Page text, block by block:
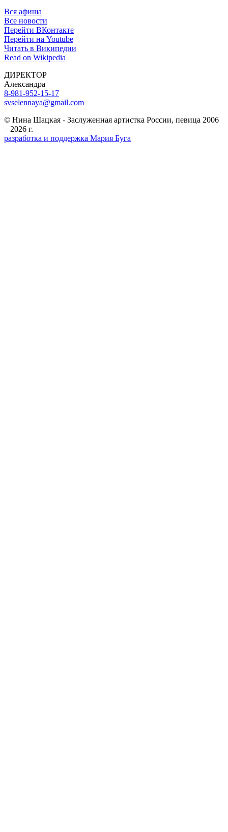
Вся афиша
Все новости
Перейти ВКонтакте
Перейти на Youtube
Читать в Википедии
Read on Wikipedia
ДИРЕКТОР
Александра
8-981-952-15-17
svselennaya@gmail.com
© Нина Шацкая - Заслуженная артистка России, певица 2006
– 2026 г.
разработка и поддержка Мария Буга